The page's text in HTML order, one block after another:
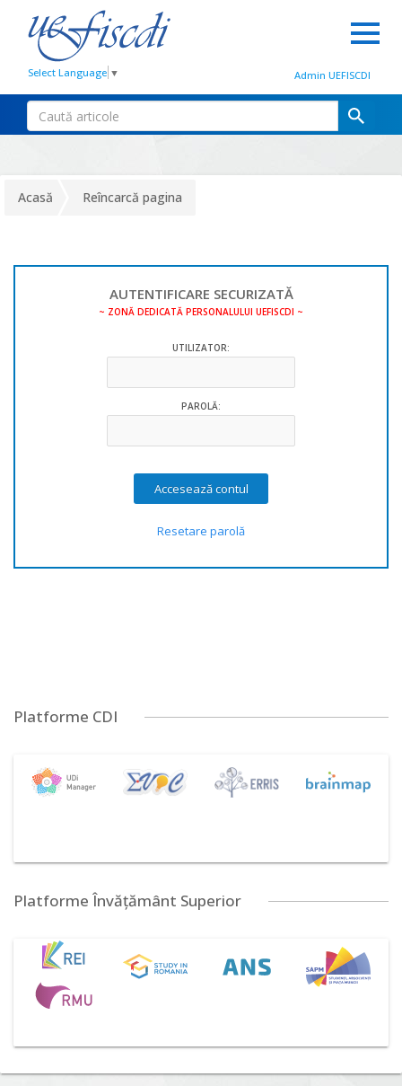
Select Language ▼ Admin UEFISCDI
Acasă Reîncarcă pagina
AUTENTIFICARE SECURIZATĂ
~ ZONĂ DEDICATĂ PERSONALULUI UEFISCDI ~
UTILIZATOR:
PAROLĂ:
Resetare parolă
Platforme CDI
Platforme Învățământ Superior